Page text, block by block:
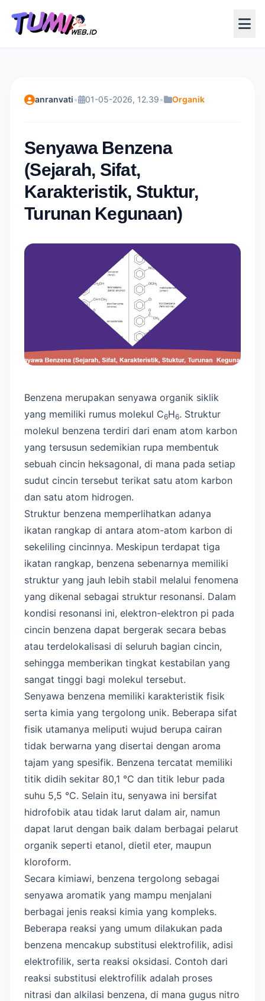
anranvati• 01-05-2026, 12.39• Organik
Senyawa Benzena
(Sejarah, Sifat,
Karakteristik, Stuktur,
Turunan Kegunaan)
Benzena merupakan senyawa organik siklik
yang memiliki rumus molekul C6H6. Struktur
molekul benzena terdiri dari enam atom karbon
yang tersusun sedemikian rupa membentuk
sebuah cincin heksagonal, di mana pada setiap
sudut cincin tersebut terikat satu atom karbon
dan satu atom hidrogen.
Struktur benzena memperlihatkan adanya
ikatan rangkap di antara atom-atom karbon di
sekeliling cincinnya. Meskipun terdapat tiga
ikatan rangkap, benzena sebenarnya memiliki
struktur yang jauh lebih stabil melalui fenomena
yang dikenal sebagai struktur resonansi. Dalam
kondisi resonansi ini, elektron-elektron pi pada
cincin benzena dapat bergerak secara bebas
atau terdelokalisasi di seluruh bagian cincin,
sehingga memberikan tingkat kestabilan yang
sangat tinggi bagi molekul tersebut.
Senyawa benzena memiliki karakteristik fisik
serta kimia yang tergolong unik. Beberapa sifat
fisik utamanya meliputi wujud berupa cairan
tidak berwarna yang disertai dengan aroma
tajam yang spesifik. Benzena tercatat memiliki
titik didih sekitar 80,1 °C dan titik lebur pada
suhu 5,5 °C. Selain itu, senyawa ini bersifat
hidrofobik atau tidak larut dalam air, namun
dapat larut dengan baik dalam berbagai pelarut
organik seperti etanol, dietil eter, maupun
kloroform.
Secara kimiawi, benzena tergolong sebagai
senyawa aromatik yang mampu menjalani
berbagai jenis reaksi kimia yang kompleks.
Beberapa reaksi yang umum dilakukan pada
benzena mencakup substitusi elektrofilik, adisi
elektrofilik, serta reaksi oksidasi. Contoh dari
reaksi substitusi elektrofilik adalah proses
nitrasi dan alkilasi benzena, di mana gugus nitro